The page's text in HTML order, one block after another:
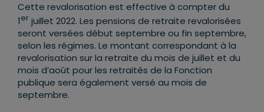
Cette revalorisation est effective à compter du
1er juillet 2022. Les pensions de retraite revalorisées
seront versées début septembre ou fin septembre,
selon les régimes. Le montant correspondant à la
revalorisation sur la retraite du mois de juillet et du
mois d’août pour les retraités de la Fonction
publique sera également versé au mois de
septembre.